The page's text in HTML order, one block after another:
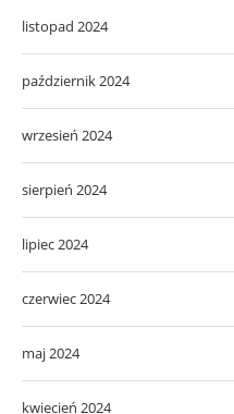
listopad 2024
październik 2024
wrzesień 2024
sierpień 2024
lipiec 2024
czerwiec 2024
maj 2024
kwiecień 2024